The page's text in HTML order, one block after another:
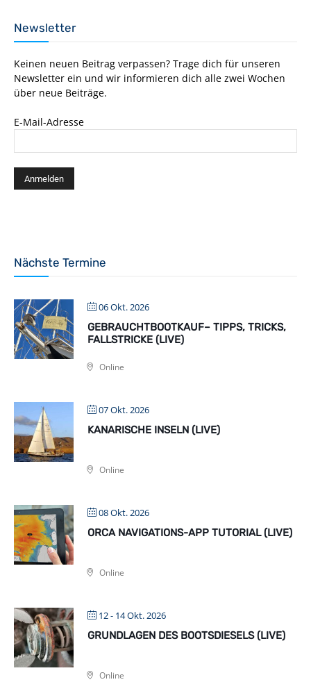
Newsletter
Keinen neuen Beitrag verpassen? Trage dich für unseren
Newsletter ein und wir informieren dich alle zwei Wochen
über neue Beiträge.
E-Mail-Adresse
Nächste Termine
06 Okt. 2026
GEBRAUCHTBOOTKAUF– TIPPS, TRICKS,
FALLSTRICKE (LIVE)
Online
07 Okt. 2026
KANARISCHE INSELN (LIVE)
Online
08 Okt. 2026
ORCA NAVIGATIONS-APP TUTORIAL (LIVE)
Online
12 - 14 Okt. 2026
GRUNDLAGEN DES BOOTSDIESELS (LIVE)
Online